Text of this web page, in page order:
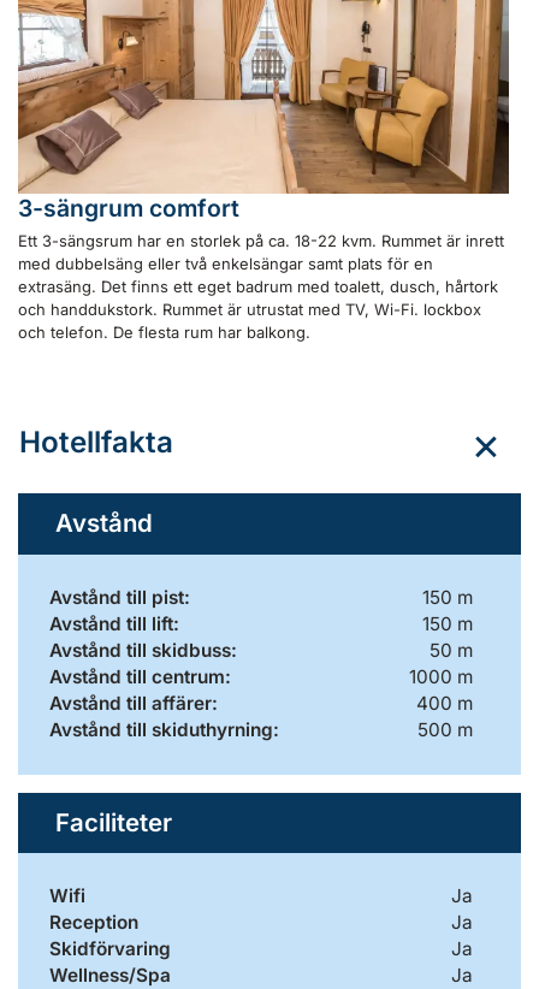
3-sängrum comfort
Ett 3-sängsrum har en storlek på ca. 18-22 kvm. Rummet är inrett
med dubbelsäng eller två enkelsängar samt plats för en
extrasäng. Det finns ett eget badrum med toalett, dusch, hårtork
och handdukstork. Rummet är utrustat med TV, Wi-Fi. lockbox
och telefon. De flesta rum har balkong.
Hotellfakta
Avstånd
Avstånd till pist:
150 m
Avstånd till lift:
150 m
Avstånd till skidbuss:
50 m
Avstånd till centrum:
1000 m
Avstånd till affärer:
400 m
Avstånd till skiduthyrning:
500 m
Faciliteter
Wifi
Ja
Reception
Ja
Skidförvaring
Ja
Wellness/Spa
Ja